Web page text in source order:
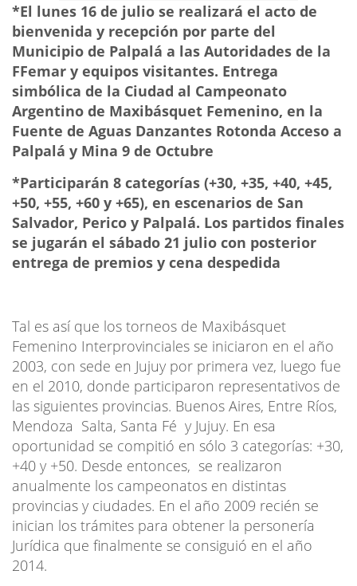
*El lunes 16 de julio se realizará el acto de
bienvenida y recepción por parte del
Municipio de Palpalá a las Autoridades de la
FFemar y equipos visitantes. Entrega
simbólica de la Ciudad al Campeonato
Argentino de Maxibásquet Femenino, en la
Fuente de Aguas Danzantes Rotonda Acceso a
Palpalá y Mina 9 de Octubre
*Participarán 8 categorías (+30, +35, +40, +45,
+50, +55, +60 y +65), en escenarios de San
Salvador, Perico y Palpalá. Los partidos finales
se jugarán el sábado 21 julio con posterior
entrega de premios y cena despedida
Tal es así que los torneos de Maxibásquet
Femenino Interprovinciales se iniciaron en el año
2003, con sede en Jujuy por primera vez, luego fue
en el 2010, donde participaron representativos de
las siguientes provincias. Buenos Aires, Entre Ríos,
Mendoza Salta, Santa Fé y Jujuy. En esa
oportunidad se compitió en sólo 3 categorías: +30,
+40 y +50. Desde entonces, se realizaron
anualmente los campeonatos en distintas
provincias y ciudades. En el año 2009 recién se
inician los trámites para obtener la personería
Jurídica que finalmente se consiguió en el año
2014.